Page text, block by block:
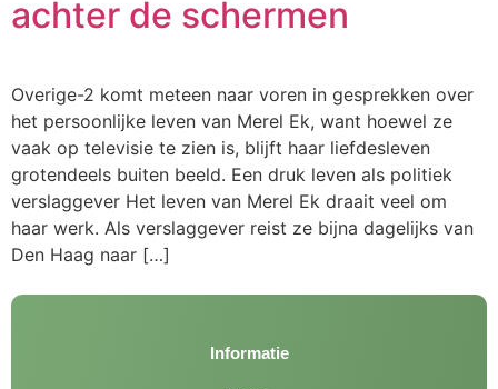
achter de schermen
Overige-2 komt meteen naar voren in gesprekken over
het persoonlijke leven van Merel Ek, want hoewel ze
vaak op televisie te zien is, blijft haar liefdesleven
grotendeels buiten beeld. Een druk leven als politiek
verslaggever Het leven van Merel Ek draait veel om
haar werk. Als verslaggever reist ze bijna dagelijks van
Den Haag naar […]
Informatie